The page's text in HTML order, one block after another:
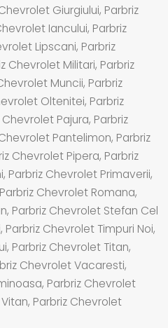
Giurgiului, Parbriz
Iancului, Parbriz
Lipscani, Parbriz
Chevrolet Militari, Parbriz
Muncii, Parbriz
Oltenitei, Parbriz
Pajura, Parbriz
Pantelimon, Parbriz
Chevrolet Pipera, Parbriz
Parbriz Chevrolet Primaverii,
Chevrolet Romana,
Parbriz Chevrolet Stefan Cel
Chevrolet Timpuri Noi,
Parbriz Chevrolet Titan,
Chevrolet Vacaresti,
Parbriz Chevrolet
Parbriz Chevrolet